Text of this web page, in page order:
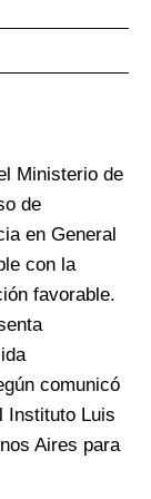
Ministerio de
de
en General
con la
favorable.
comunicó
Instituto Luis
Aires para